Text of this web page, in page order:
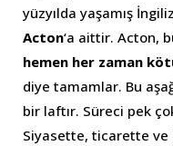
yüzyılda yaşamış
Acton‘a aittir. Acton,
hemen her zaman
diye tamamlar. Bu
bir laftır. Süreci pek
Siyasette, ticarette